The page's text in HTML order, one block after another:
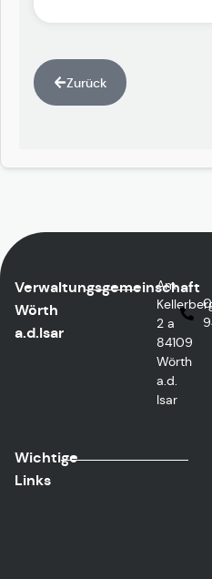
Zurück
Verwaltungsgemeinschaft
Wörth
a.d.Isar
Am
2 a
84109
Wörth
a.d.
Isar
Wichtige
Links